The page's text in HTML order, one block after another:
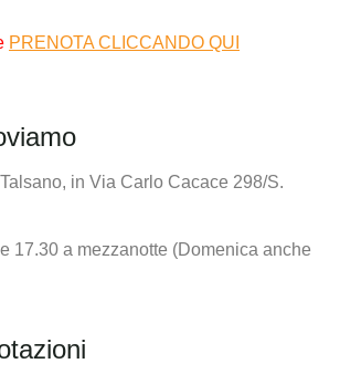
PRENOTA CLICCANDO QUI
in Via Carlo Cacace 298/S.
17.30 a mezzanotte (Domenica anche